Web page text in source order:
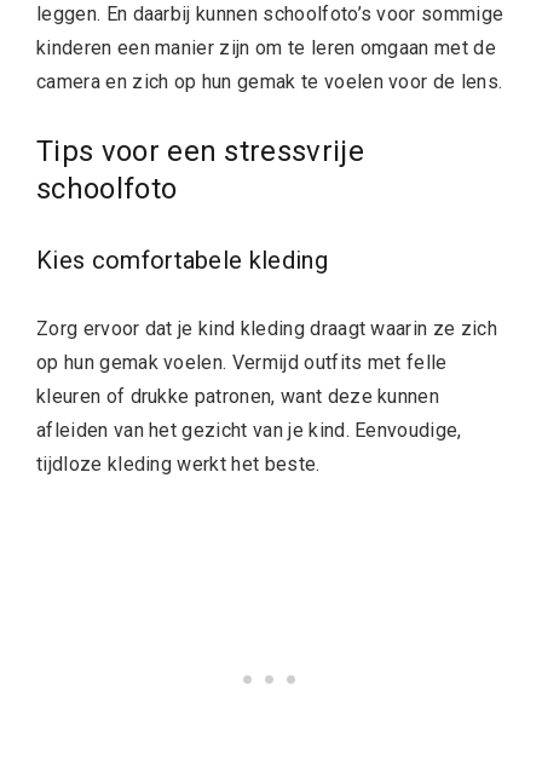
leggen. En daarbij kunnen schoolfoto’s voor sommige
kinderen een manier zijn om te leren omgaan met de
camera en zich op hun gemak te voelen voor de lens.
Tips voor een stressvrije
schoolfoto
Kies comfortabele kleding
Zorg ervoor dat je kind kleding draagt waarin ze zich
op hun gemak voelen. Vermijd outfits met felle
kleuren of drukke patronen, want deze kunnen
afleiden van het gezicht van je kind. Eenvoudige,
tijdloze kleding werkt het beste.